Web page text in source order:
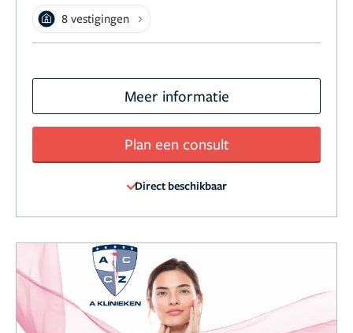
8 vestigingen
Meer informatie
Plan een consult
Direct beschikbaar